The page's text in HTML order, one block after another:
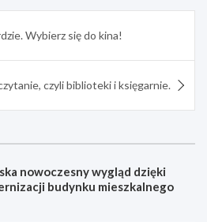
Wybierz się do kina!
czyli biblioteki i księgarnie.
nowoczesny wygląd dzięki
budynku mieszkalnego